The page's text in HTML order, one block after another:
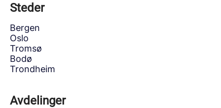
Steder
Bergen
Oslo
Tromsø
Bodø
Trondheim
Avdelinger